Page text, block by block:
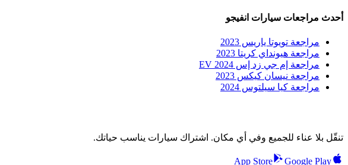
أحدث مراجعات سيارات انفيجو
مراجعة تويوتا ياريس 2023
مراجعة هيونداي كريتا 2023
مراجعة إم جي زد إس EV 2024
مراجعة نيسان كيكس 2023
مراجعة كيا سيلتوس 2024
تنقّل بلا عناء للجميع وفي أي مكان. اشتراك سيارات يناسب حياتك.
App Store Google Play